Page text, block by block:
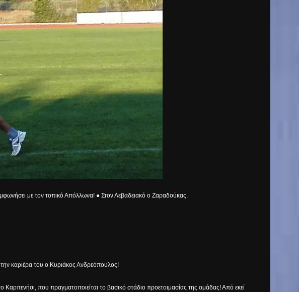
με τον τοπικό Απόλλωνα! ● Στον Λεβαδειακό ο Ζαραδούκας.
καριέρα του ο Κυριάκος Ανδρεόπουλος!
που πραγματοποιείται το βασικό στάδιο προετοιμασίας της ομάδας! Από εκεί